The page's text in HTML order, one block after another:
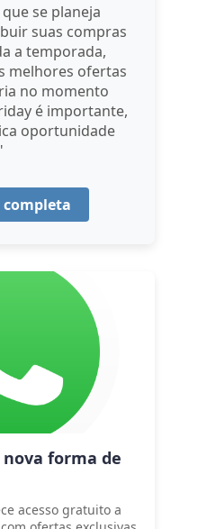
se planeja
suas compras
a temporada,
melhores ofertas
no momento
é importante,
oportunidade
forma de
acesso gratuito a